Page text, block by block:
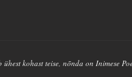
kohast teise, nõnda on Inimese